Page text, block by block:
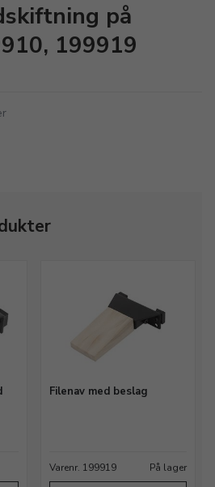
på
199919
Filenav med beslag
Varenr. 199919 På lager